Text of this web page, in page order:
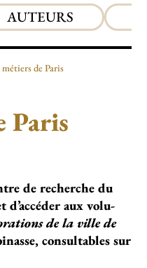
AUTEURS
de Paris
Paris
de recher­­­che du
d’accé­­­der aux volu­­
de la ville de
consultables sur